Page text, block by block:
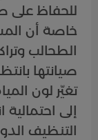
للحفاظ على
خاصة أن
الطحالب
صيانتها
تغيّر لون
إلى
التنظيف